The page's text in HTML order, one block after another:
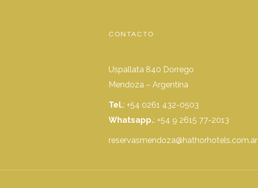
CONTACTO
Uspallata 840 Dorrego
Mendoza – Argentina
Tel.: +54 0261 432-0503
Whatsapp.: +54 9 2615 77-2013
reservasmendoza@hathorhotels.com.ar